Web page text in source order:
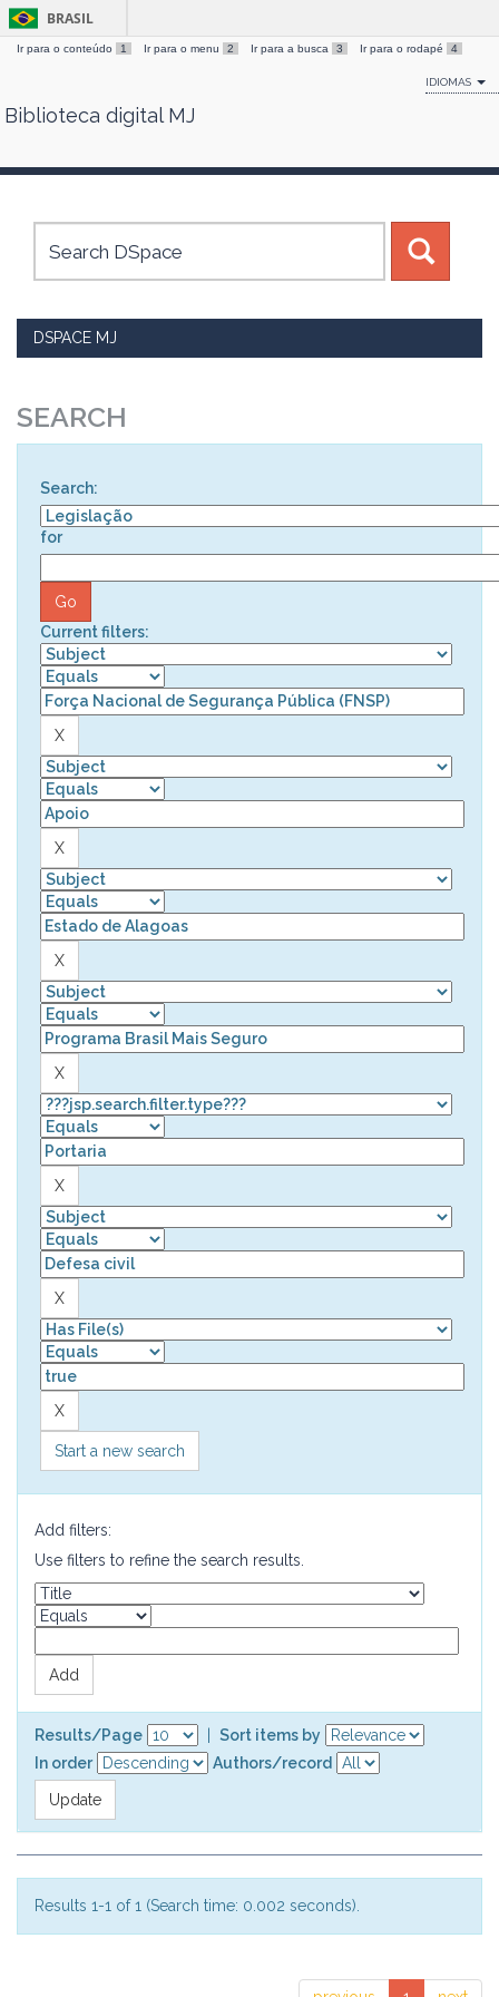
Skip
BRASIL
Ir para o conteúdo 1 Ir para o menu 2 Ir para a busca 3 Ir para o rodapé 4
IDIOMAS
Biblioteca digital MJ
DSPACE MJ
SEARCH
Search:
for
Current filters:
Start a new search
Add filters:
Use filters to refine the search results.
Results/Page
Sort items by
In order
Authors/record
Results 1-1 of 1 (Search time: 0.002 seconds).